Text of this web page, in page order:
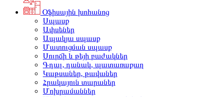
Օֆիսային խոհանոց
Սպասք
Ափսեներ
Ապակյա սպասք
Մատուցման սպասք
Սուրճի և թեյի բաժակներ
Գդալ, դանակ, պատառաքաղ
Կաթսաներ, թավաներ
Հրակայուն տարաներ
Մոխրամաններ